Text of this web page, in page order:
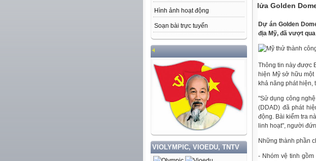
Hình ảnh hoạt động
Soạn bài trực tuyến
HỌC TẬP VÀ LÀM THEO TƯ
VIOLYMPIC, VIOEDU, TNTV
lửa Golden
Dự án Golden
địa Mỹ, đã vượt
Thông tin này được
hiện Mỹ sở hữu
khả năng phát hiện,
"Sử dụng công
(DDAD) đã phát
động. Bài kiểm tra
linh hoạt", người
Những thành phần
- Nhóm vệ tinh